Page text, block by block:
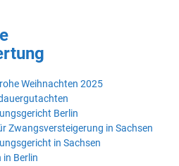
Weihnachten 2025
Berlin
Zwangsversteigerung in Sachsen
in Sachsen
Berlin